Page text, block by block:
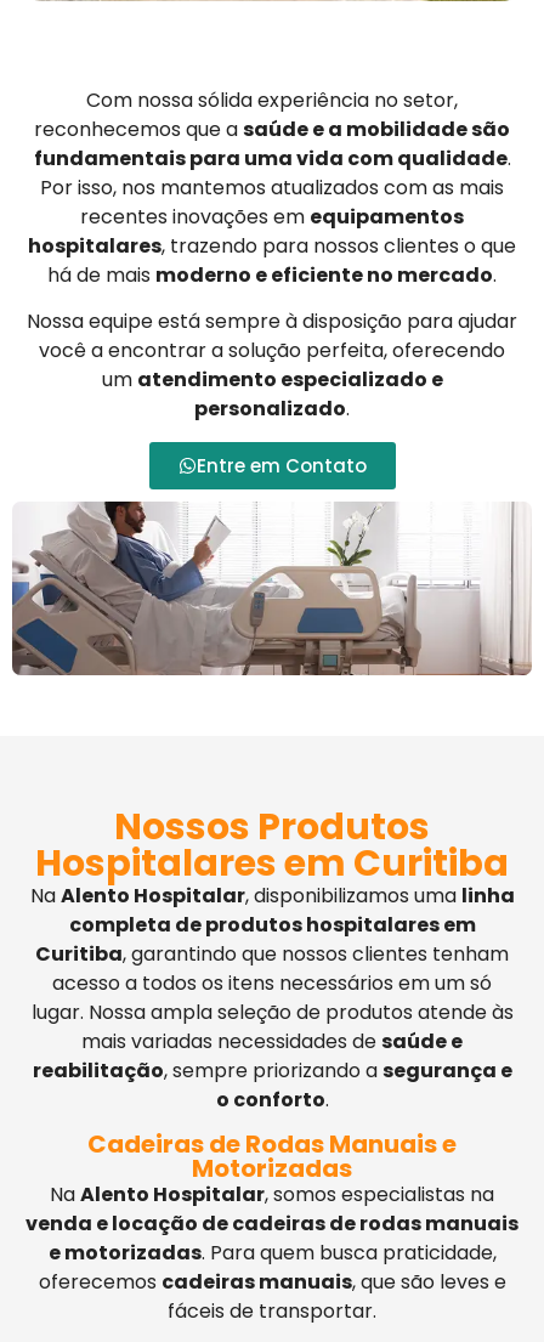
Com nossa sólida experiência no setor,
reconhecemos que asaúde e a mobilidade são
fundamentais para uma vida com qualidade.
Por isso, nos mantemos atualizados com as mais
recentes inovações em equipamentos
hospitalares, trazendo para nossos clientes o que
há de mais moderno e eficiente no mercado.
Nossa equipe está sempre à disposição para ajudar
você a encontrar a solução perfeita, oferecendo
um atendimento especializado e
personalizado.
Entre em Contato
Nossos Produtos
Hospitalares em Curitiba
NaAlento Hospitalar, disponibilizamos uma linha
completa de produtos hospitalares em
Curitiba, garantindo que nossos clientes tenham
acesso a todos os itens necessários em um só
lugar. Nossa ampla seleção de produtos atende às
mais variadas necessidades desaúde e
reabilitação, sempre priorizando asegurança e
o conforto.
Cadeiras de Rodas Manuais e
Motorizadas
NaAlento Hospitalar, somos especialistas na
venda e locação de cadeiras de rodas manuais
e motorizadas. Para quem busca praticidade,
oferecemos cadeiras manuais, que são leves e
fáceis de transportar.